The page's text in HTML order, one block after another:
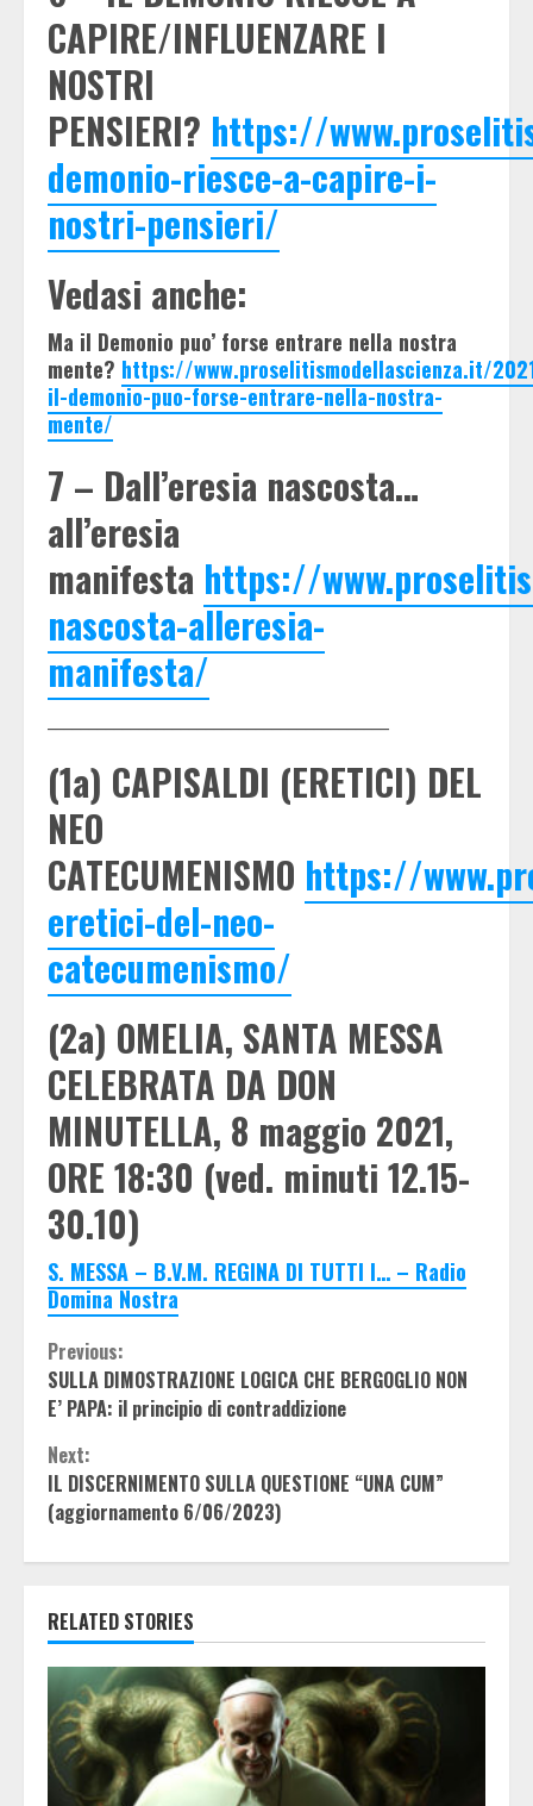
CAPIRE/INFLUENZARE I
NOSTRI
PENSIERI? https://
demonio-riesce-a-capire-i-
nostri-pensieri/
Vedasi anche:
Ma il Demonio puo’ forse entrare nella nostra
mente? https://www.proselitismodellascienza.it/
il-demonio-puo-forse-entrare-nella-nostra-
mente/
7 – Dall’eresia nascosta…
all’eresia
manifesta https://
nascosta-alleresia-
manifesta/
(1a) CAPISALDI (ERETICI) DEL
NEO
CATECUMENISMO https://
eretici-del-neo-
catecumenismo/
(2a) OMELIA, SANTA MESSA
CELEBRATA DA DON
MINUTELLA, 8 maggio 2021,
ORE 18:30 (ved. minuti 12.15-
30.10)
S. MESSA – B.V.M. REGINA DI TUTTI I… – Radio
Domina Nostra
Continue
Reading
Previous:
SULLA DIMOSTRAZIONE LOGICA CHE BERGOGLIO NON
E’ PAPA: il principio di contraddizione
Next:
IL DISCERNIMENTO SULLA QUESTIONE “UNA CUM”
(aggiornamento 6/06/2023)
RELATED STORIES